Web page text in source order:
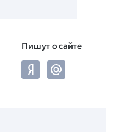
Пишут о сайте